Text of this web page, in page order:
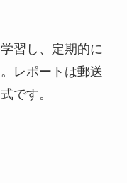
習し、定期的に
レポートは郵送
です。